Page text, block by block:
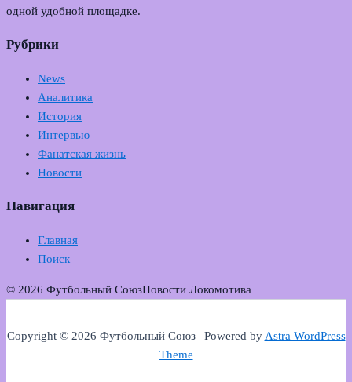
одной удобной площадке.
Рубрики
News
Аналитика
История
Интервью
Фанатская жизнь
Новости
Навигация
Главная
Поиск
© 2026 Футбольный СоюзНовости Локомотива
Copyright © 2026 Футбольный Союз | Powered byAstra WordPress
Theme